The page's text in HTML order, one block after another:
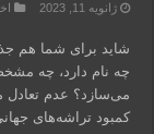
ژانویه 11, 2023
شاید برای شما هم
چه نام دارد، چه
می‌سازد؟ عدم تعادل
کمبود تراشه‌های